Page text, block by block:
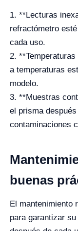
1. **Lecturas
refractómetro
cada uso.
2.
a temperaturas
modelo.
3. **Muestras
el prisma
contaminaciones
buenas
El mantenimiento
para garantizar